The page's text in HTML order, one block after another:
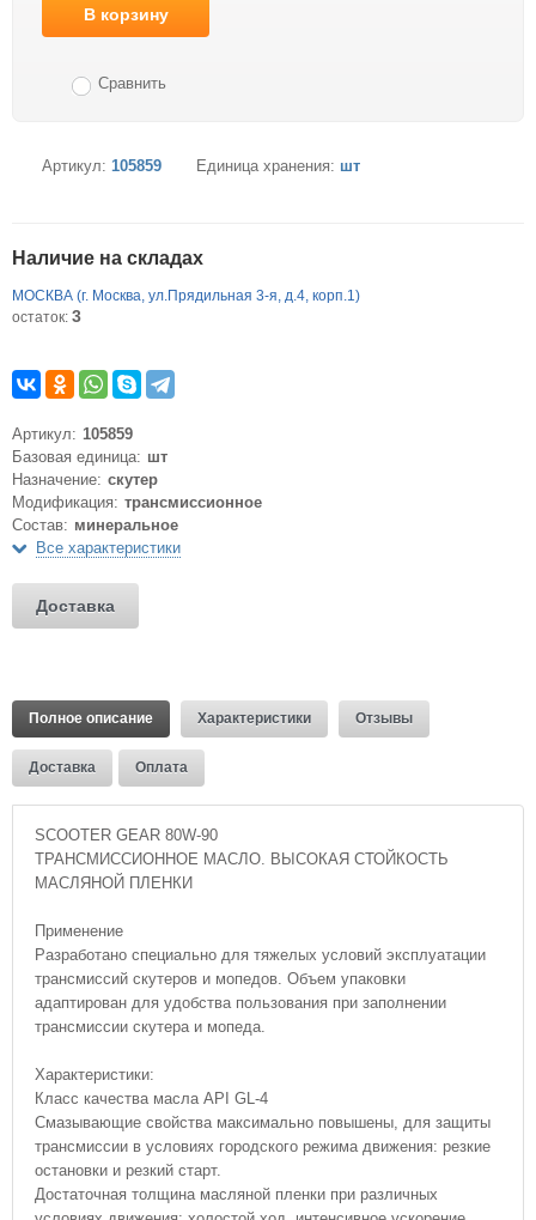
В корзину
Сравнить
Артикул: 105859 Единица хранения: шт
Наличие на складах
МОСКВА (г. Москва, ул.Прядильная 3-я, д.4, корп.1)
остаток: 3
Артикул: 105859
Базовая единица: шт
Назначение: скутер
Модификация: трансмиссионное
Состав: минеральное
Все характеристики
Доставка
Полное описание Характеристики Отзывы
Доставка Оплата
SCOOTER GEAR 80W-90
ТРАНСМИССИОННОЕ МАСЛО. ВЫСОКАЯ СТОЙКОСТЬ
МАСЛЯНОЙ ПЛЕНКИ
Применение
Разработано специально для тяжелых условий эксплуатации
трансмиссий скутеров и мопедов. Объем упаковки
адаптирован для удобства пользования при заполнении
трансмиссии скутера и мопеда.
Характеристики:
Класс качества масла API GL-4
Смазывающие свойства максимально повышены, для защиты
трансмиссии в условиях городского режима движения: резкие
остановки и резкий старт.
Достаточная толщина масляной пленки при различных